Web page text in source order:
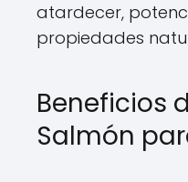
atardecer,
propiedades
Beneficios
Salmón